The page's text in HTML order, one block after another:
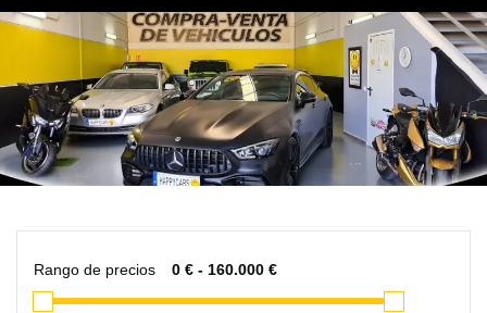
Rango de precios